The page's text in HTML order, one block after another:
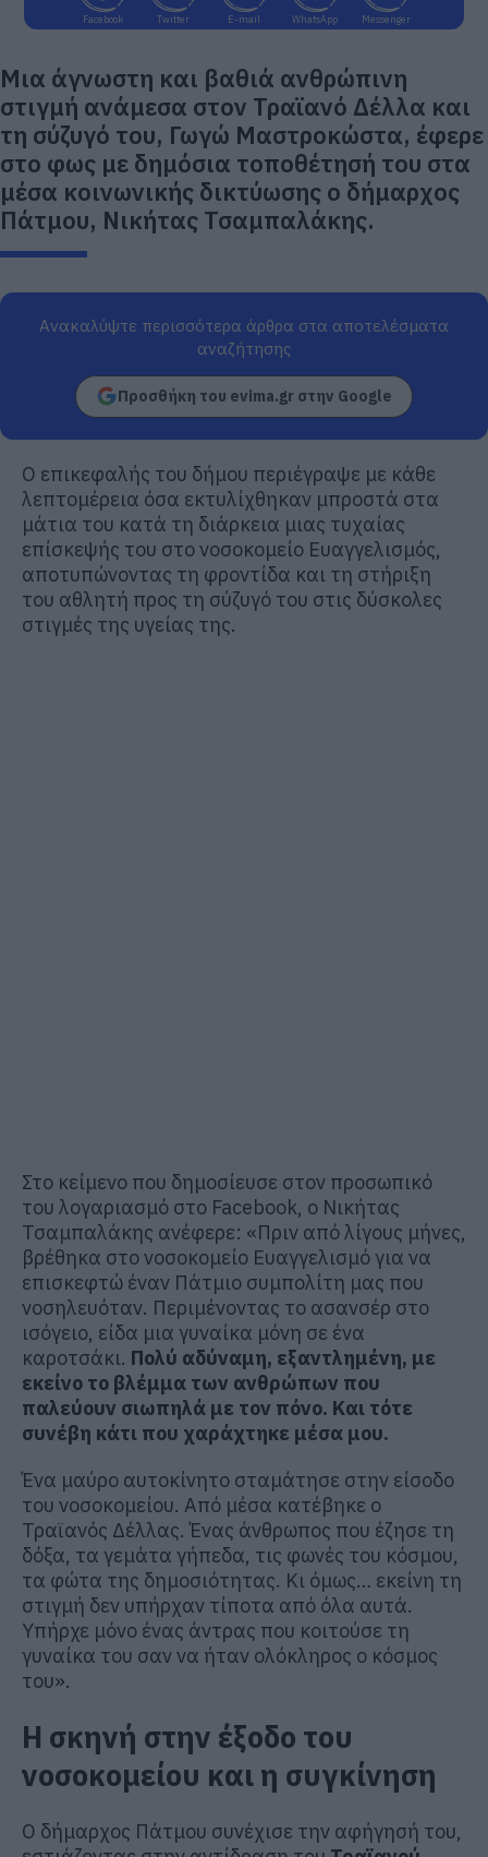
Facebook Twitter E-mail WhatsApp Messenger
Μια άγνωστη και βαθιά ανθρώπινη
στιγμή ανάμεσα στον Τραϊανό Δέλλα και
τη σύζυγό του, Γωγώ Μαστροκώστα, έφερε
στο φως με δημόσια τοποθέτησή του στα
μέσα κοινωνικής δικτύωσης ο δήμαρχος
Πάτμου, Νικήτας Τσαμπαλάκης.
Ανακαλύψτε περισσότερα άρθρα στα αποτελέσματα
αναζήτησης
Προσθήκη του evima.gr στην Google
Ο επικεφαλής του δήμου περιέγραψε με κάθε
λεπτομέρεια όσα εκτυλίχθηκαν μπροστά στα
μάτια του κατά τη διάρκεια μιας τυχαίας
επίσκεψής του στο νοσοκομείο Ευαγγελισμός,
αποτυπώνοντας τη φροντίδα και τη στήριξη
του αθλητή προς τη σύζυγό του στις δύσκολες
στιγμές της υγείας της.
Στο κείμενο που δημοσίευσε στον προσωπικό
του λογαριασμό στο Facebook, ο Νικήτας
Τσαμπαλάκης ανέφερε: «Πριν από λίγους μήνες,
βρέθηκα στο νοσοκομείο Ευαγγελισμό για να
επισκεφτώ έναν Πάτμιο συμπολίτη μας που
νοσηλευόταν. Περιμένοντας το ασανσέρ στο
ισόγειο, είδα μια γυναίκα μόνη σε ένα
καροτσάκι. Πολύ αδύναμη, εξαντλημένη, με
εκείνο το βλέμμα των ανθρώπων που
παλεύουν σιωπηλά με τον πόνο. Και τότε
συνέβη κάτι που χαράχτηκε μέσα μου.
Ένα μαύρο αυτοκίνητο σταμάτησε στην είσοδο
του νοσοκομείου. Από μέσα κατέβηκε ο
Τραϊανός Δέλλας. Ένας άνθρωπος που έζησε τη
δόξα, τα γεμάτα γήπεδα, τις φωνές του κόσμου,
τα φώτα της δημοσιότητας. Κι όμως… εκείνη τη
στιγμή δεν υπήρχαν τίποτα από όλα αυτά.
Υπήρχε μόνο ένας άντρας που κοιτούσε τη
γυναίκα του σαν να ήταν ολόκληρος ο κόσμος
του».
Η σκηνή στην έξοδο του
νοσοκομείου και η συγκίνηση
Ο δήμαρχος Πάτμου συνέχισε την αφήγησή του,